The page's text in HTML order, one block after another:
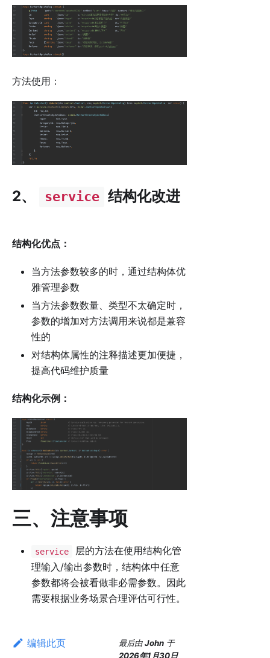
方法使用：
2、 service 结构化改进
结构化优点：
当方法参数较多的时，通过结构体优
雅管理参数
当方法参数数量、类型不太确定时，
参数的增加对方法调用来说都是兼容
性的
对结构体属性的注释描述更加便捷，
提高代码维护质量
结构化示例：
三、注意事项
service
层的方法在使用结构化管
理输入/输出参数时，结构体中任意
参数都将会被看做非必需参数。因此
需要根据业务场景合理评估可行性。
编辑此页 最后由John 于
2026年1月30日